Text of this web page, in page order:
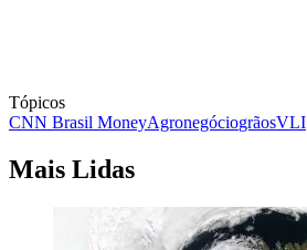
Tópicos
CNN Brasil MoneyAgronegóciogrãosVLI
Mais Lidas